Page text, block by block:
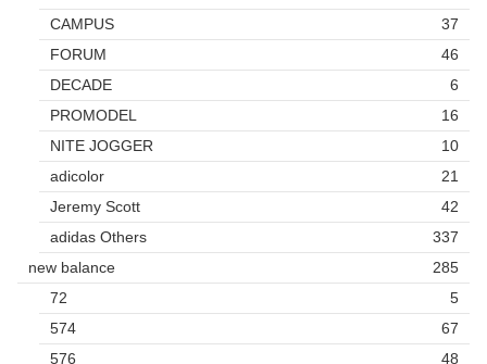
CAMPUS
37
FORUM
46
DECADE
6
PROMODEL
16
NITE JOGGER
10
adicolor
21
Jeremy Scott
42
adidas Others
337
new balance
285
72
5
574
67
576
48